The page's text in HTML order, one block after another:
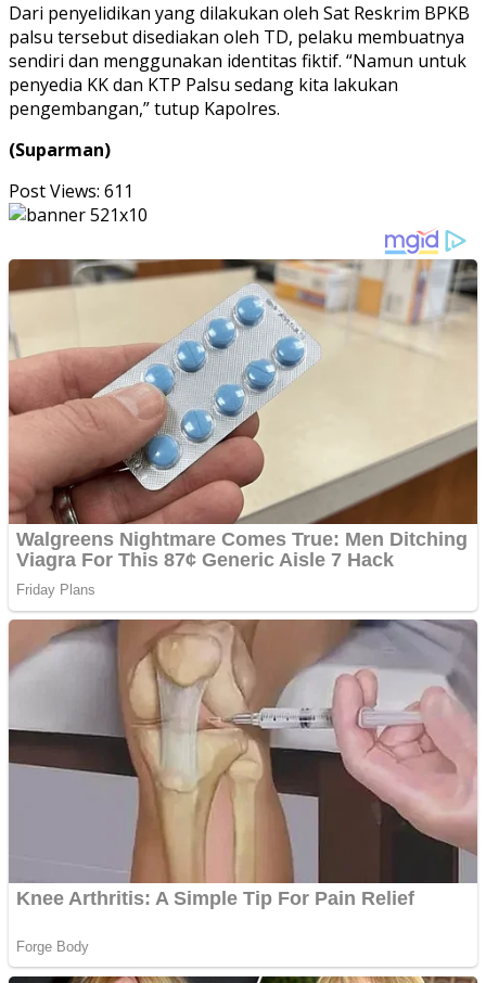
Dari penyelidikan yang dilakukan oleh Sat Reskrim BPKB
palsu tersebut disediakan oleh TD, pelaku membuatnya
sendiri dan menggunakan identitas fiktif. “Namun untuk
penyedia KK dan KTP Palsu sedang kita lakukan
pengembangan,” tutup Kapolres.
(Suparman)
Post Views: 611